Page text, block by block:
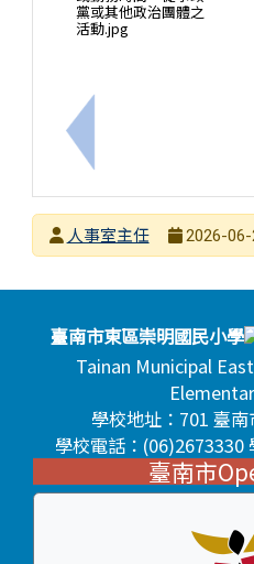
上一筆：赴陸港澳懲
黨或其他政治團體之
活動.jpg
發布者人事室主任
2026-06-
頁尾區域內容
臺南市東區崇明國民小學
Tainan Municipal
學校地址：701 臺
學校電話：(06)2673330
臺南市